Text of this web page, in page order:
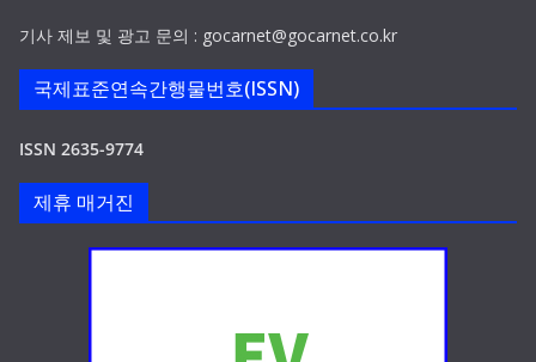
기사 제보 및 광고 문의 : gocarnet@gocarnet.co.kr
국제표준연속간행물번호(ISSN)
ISSN 2635-9774
제휴 매거진